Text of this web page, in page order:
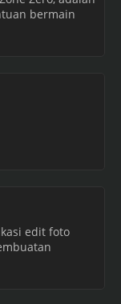
bermain
edit foto